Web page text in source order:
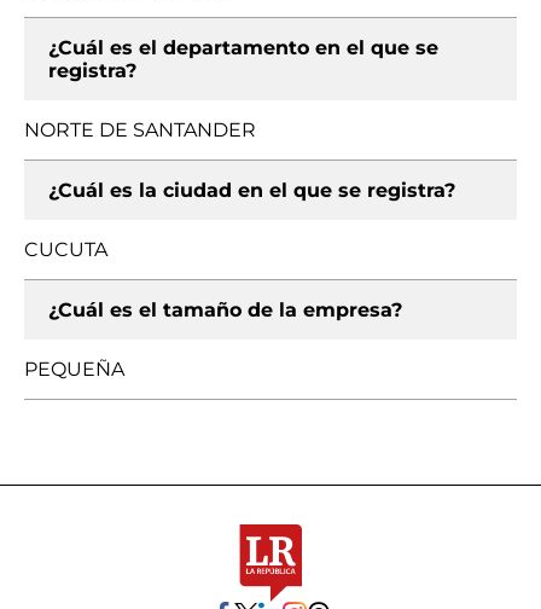
¿Cuál es el departamento en el que se
registra?
NORTE DE SANTANDER
¿Cuál es la ciudad en el que se registra?
CUCUTA
¿Cuál es el tamaño de la empresa?
PEQUEÑA